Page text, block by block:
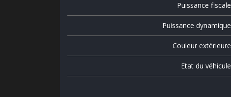
Puissance fiscale
Puissance dynamique
Couleur extérieure
Etat du véhicule